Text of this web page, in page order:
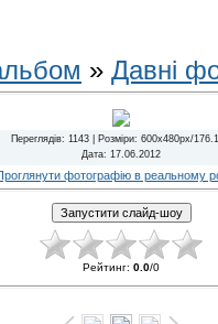
» Давні
Переглядів: 1143 | Розміри: 600x480px/
Дата: 17.06.2012
фотографію в реальному
Рейтинг: 0.0/0